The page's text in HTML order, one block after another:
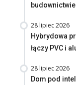
budownictwie
28 lipiec 2026
Hybrydowa
łączy PVC i
28 lipiec 2026
Dom pod